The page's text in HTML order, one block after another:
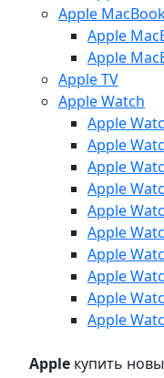
Apple
Apple
Apple
Apple TV
Apple Watch
Apple
Apple
Apple
Apple
Apple
Apple
Apple
Apple
Apple
Apple
Apple купить